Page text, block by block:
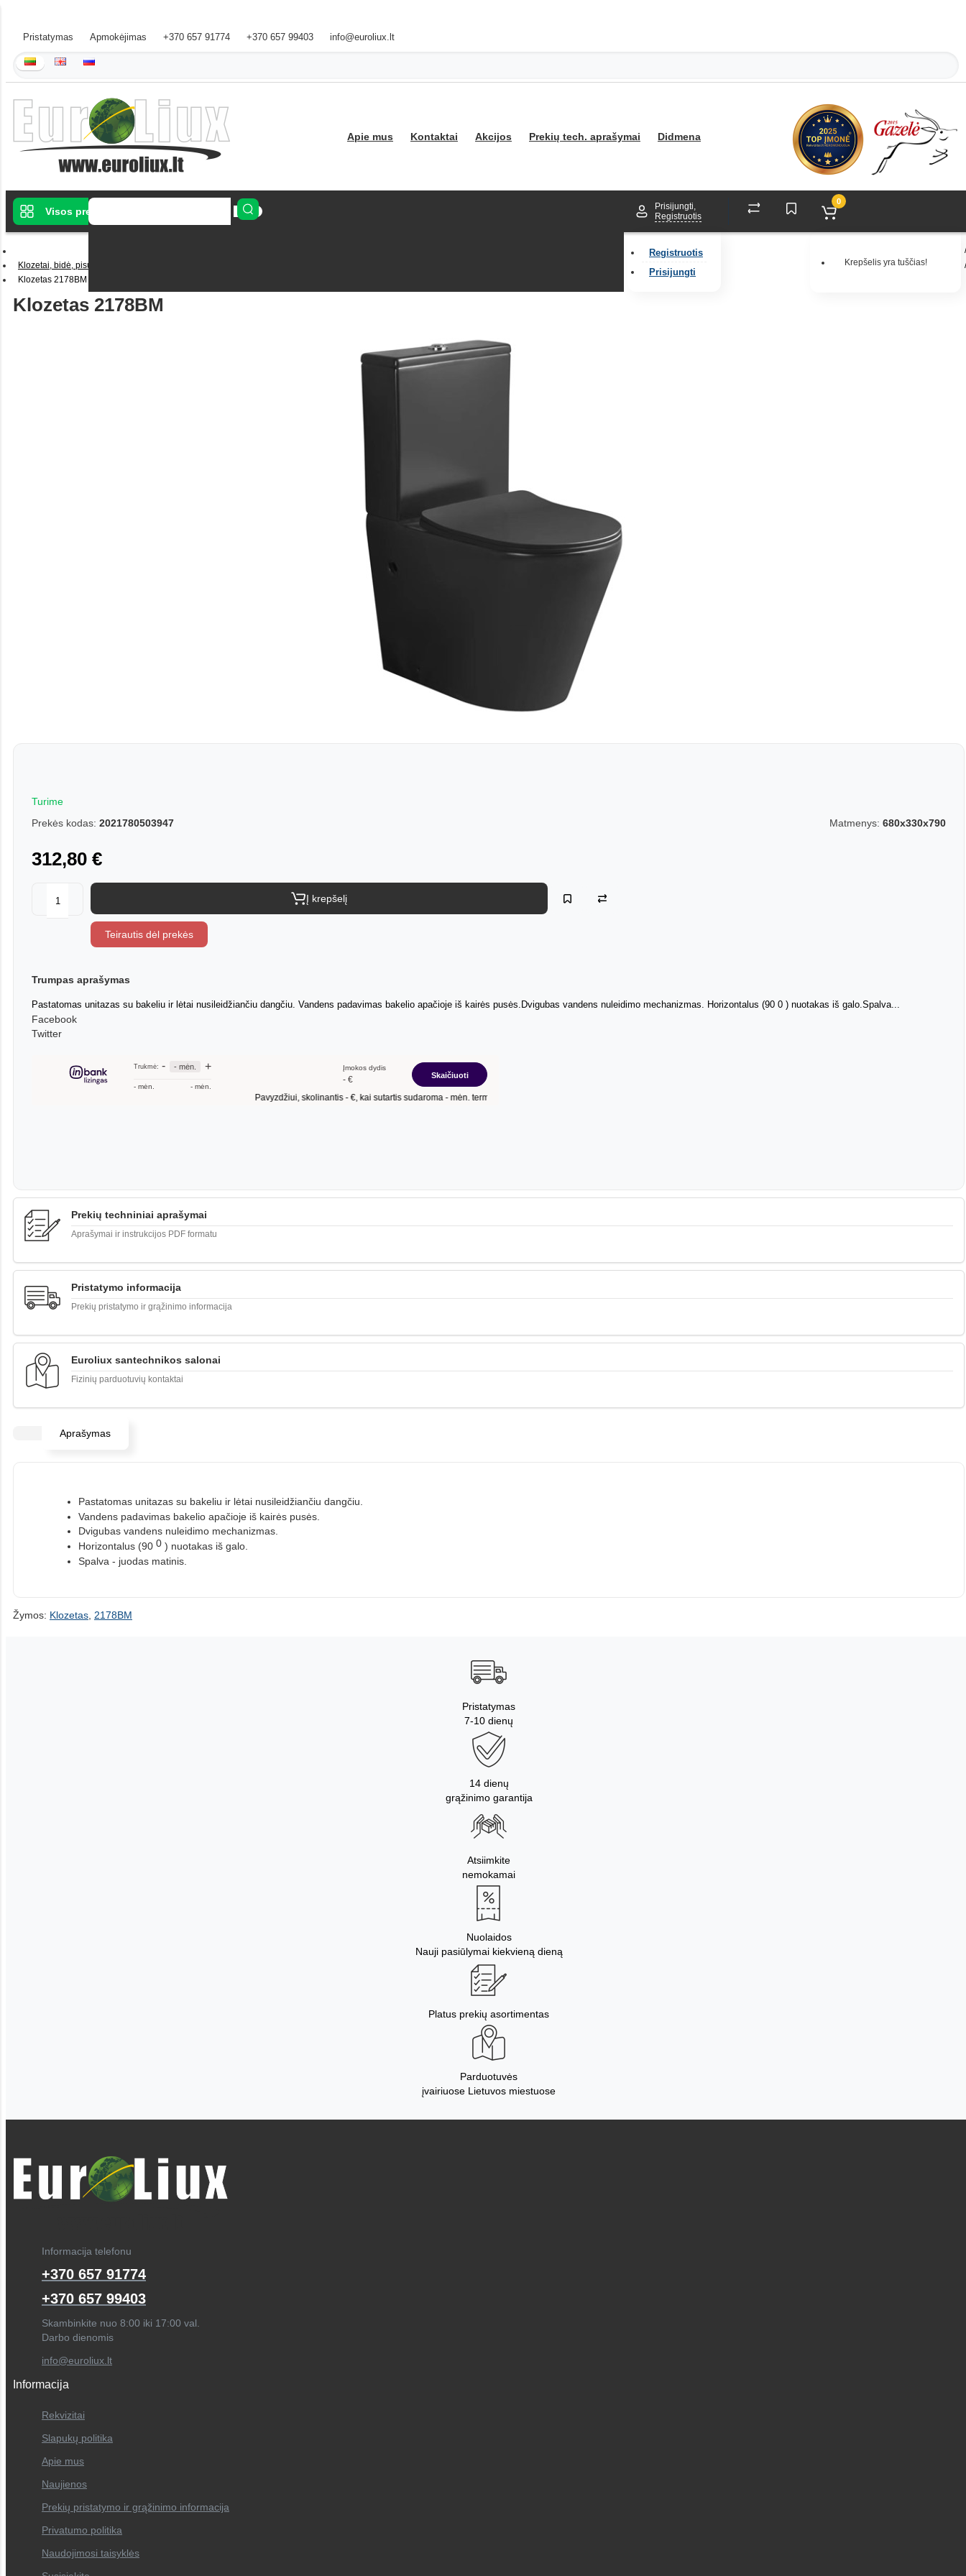
Pristatymas Apmokėjimas +370 657 91774 +370 657 99403 info@euroliux.lt
Apie mus Kontaktai Akcijos Prekių tech. aprašymai Didmena
Visos prekės
Prisijungti,
Registruotis
Registruotis
Prisijungti
0
Krepšelis yra tuščias!
Klozetai, bidė, pisuarai
Klozetas 2178BM
Klozetas 2178BM
Turime
Prekės kodas: 2021780503947 Matmenys: 680x330x790
312,80 €
Į krepšelį
Teirautis dėl prekės
Trumpas aprašymas
Pastatomas unitazas su bakeliu ir lėtai nusileidžiančiu dangčiu. Vandens padavimas bakelio apačioje iš kairės pusės.Dvigubas vandens nuleidimo mechanizmas. Horizontalus (90 0 ) nuotakas iš galo.Spalva...
Facebook
Twitter
Prekių techniniai aprašymai
Aprašymai ir instrukcijos PDF formatu
Pristatymo informacija
Prekių pristatymo ir grąžinimo informacija
Euroliux santechnikos salonai
Fizinių parduotuvių kontaktai
Aprašymas
Pastatomas unitazas su bakeliu ir lėtai nusileidžiančiu dangčiu.
Vandens padavimas bakelio apačioje iš kairės pusės.
Dvigubas vandens nuleidimo mechanizmas.
Horizontalus (90 0 ) nuotakas iš galo.
Spalva - juodas matinis.
Žymos: Klozetas 2178BM
Pristatymas
7-10 dienų
14 dienų
grąžinimo garantija
Atsiimkite
nemokamai
Nuolaidos
Nauji pasiūlymai kiekvieną dieną
Platus prekių asortimentas
Parduotuvės
įvairiuose Lietuvos miestuose
Informacija telefonu
+370 657 91774
+370 657 99403
Skambinkite nuo 8:00 iki 17:00 val.
Darbo dienomis
info@euroliux.lt
Informacija
Rekvizitai
Slapukų politika
Apie mus
Naujienos
Prekių pristatymo ir grąžinimo informacija
Privatumo politika
Naudojimosi taisyklės